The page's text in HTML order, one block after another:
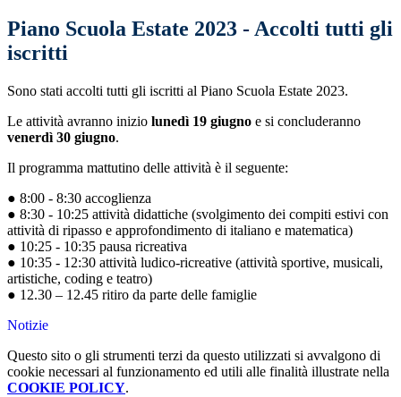
Piano Scuola Estate 2023 - Accolti tutti gli
iscritti
Sono stati accolti tutti gli iscritti al Piano Scuola Estate 2023.
Le attività avranno inizio lunedì 19 giugno e si concluderanno
venerdì 30 giugno.
Il programma mattutino delle attività è il seguente:
● 8:00 - 8:30 accoglienza
● 8:30 - 10:25 attività didattiche (svolgimento dei compiti estivi con
attività di ripasso e approfondimento di italiano e matematica)
● 10:25 - 10:35 pausa ricreativa
● 10:35 - 12:30 attività ludico-ricreative (attività sportive, musicali,
artistiche, coding e teatro)
● 12.30 – 12.45 ritiro da parte delle famiglie
Notizie
Questo sito o gli strumenti terzi da questo utilizzati si avvalgono di
cookie necessari al funzionamento ed utili alle finalità illustrate nella
COOKIE POLICY.